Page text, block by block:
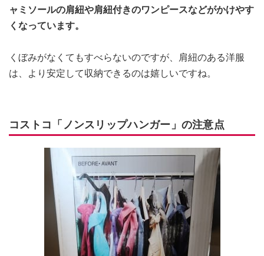
ャミソールの肩紐や肩紐付きのワンピースなどがかけやす
くなっています。
くぼみがなくてもすべらないのですが、肩紐のある洋服
は、より安定して収納できるのは嬉しいですね。
コストコ「ノンスリップハンガー」の注意点